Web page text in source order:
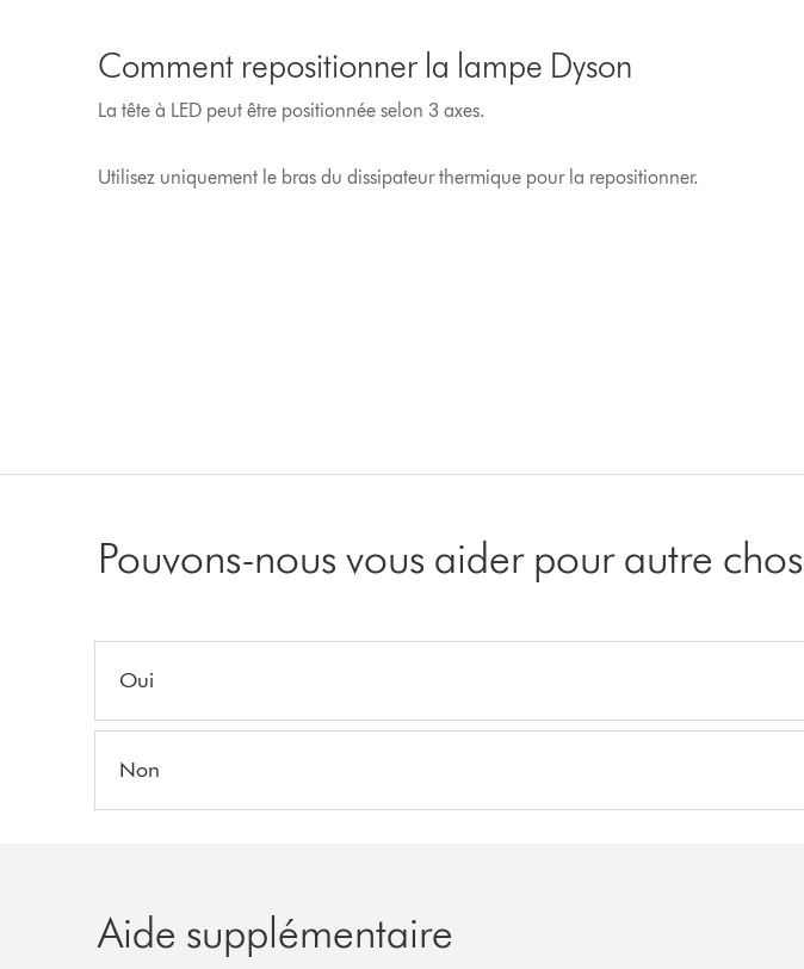
Comment repositionner la lampe Dyson
La tête à LED peut être positionnée selon 3 axes.
Utilisez uniquement le bras du dissipateur thermique pour la repositionner.
Pouvons-nous vous aider pour autre
Oui
Non
Aide supplémentaire